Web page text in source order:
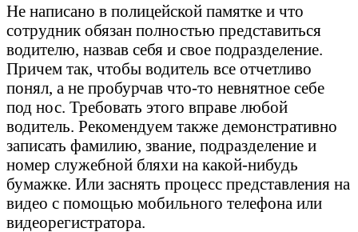
Не написано в полицейской памятке и что
сотрудник обязан полностью представиться
водителю, назвав себя и свое подразделение.
Причем так, чтобы водитель все отчетливо
понял, а не пробурчав что-то невнятное себе
под нос. Требовать этого вправе любой
водитель. Рекомендуем также демонстративно
записать фамилию, звание, подразделение и
номер служебной бляхи на какой-нибудь
бумажке. Или заснять процесс представления на
видео с помощью мобильного телефона или
видеорегистратора.